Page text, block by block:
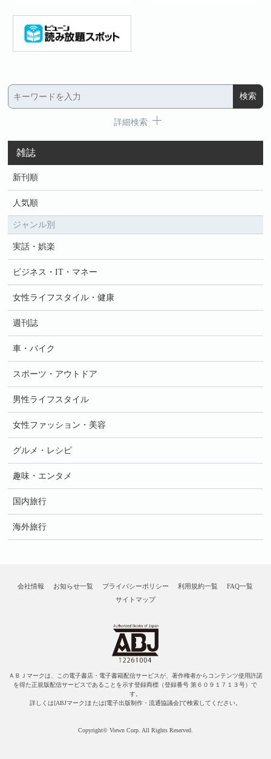
詳細検索
雑誌
新刊順
人気順
ジャンル別
実話・娯楽
ビジネス・IT・マネー
女性ライフスタイル・健康
週刊誌
車・バイク
スポーツ・アウトドア
男性ライフスタイル
女性ファッション・美容
グルメ・レシピ
趣味・エンタメ
国内旅行
海外旅行
会社情報 お知らせ一覧 プライバシーポリシー 利用規約一覧
FAQ一覧
サイトマップ
ＡＢＪマークは、この電子書店・電子書籍配信サービスが、著作権者からコンテンツ使用許諾
を得た正規版配信サービスであることを示す登録商標（登録番号 第６０９１７１３号）で
す。
詳しくは[ABJマーク]または[電子出版制作・流通協議会]で検索してください。
Copyright© Viewn Corp. All Rights Reserved.